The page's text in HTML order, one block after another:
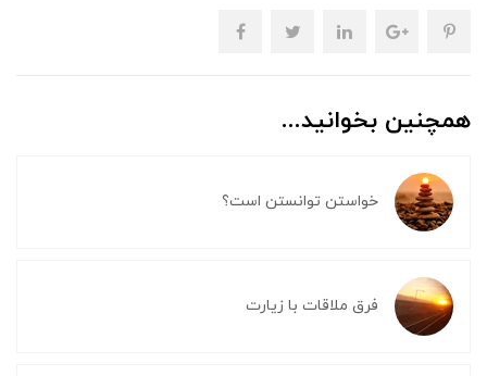
همچنین بخوانید...
خواستن توانستن است؟
فرق ملاقات با زیارت